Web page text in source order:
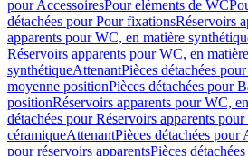
pour AccessoiresPour eléments de WC
détachées pour Pour fixationsRéservoirs
apparents pour WC, en matière
Réservoirs apparents pour WC, en matière
synthétiqueAttenantPièces détachées
moyenne positionPièces détachées pour
positionRéservoirs apparents pour WC,
détachées pour Réservoirs apparents
céramiqueAttenantPièces détachées pour
pour réservoirs apparentsPièces